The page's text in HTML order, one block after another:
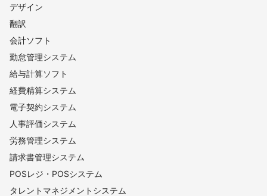
[関連資格]
フォトマスター検定  (文部科学省認定)
[ メディア ]
ホットペッパー
じゃらん
読売新聞
③柔軟な対応や提案力。
④価格
出張撮影は高い事が多いですが
価格も重視し
ご依頼者様にとって
価格でご提供させて頂きます。
高品質でプロ機材で身近な価格。
編集、修正料も含みます。
デザイン
翻訳
会計ソフト
勤怠管理システム
給与計算ソフト
経費精算システム
電子契約システム
人事評価システム
労務管理システム
請求書管理システム
POSレジ・POSシステム
タレントマネジメントシステム